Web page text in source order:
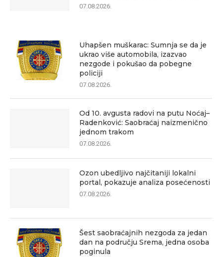
07.08.2026.
Uhapšen muškarac: Sumnja se da je
ukrao više automobila, izazvao
nezgode i pokušao da pobegne
policiji
07.08.2026.
Od 10. avgusta radovi na putu Noćaj–
Radenković: Saobraćaj naizmenično
jednom trakom
07.08.2026.
Ozon ubedljivo najčitaniji lokalni
portal, pokazuje analiza posećenosti
07.08.2026.
Šest saobraćajnih nezgoda za jedan
dan na području Srema, jedna osoba
poginula